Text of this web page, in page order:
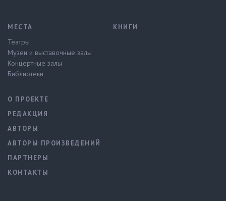
МЕСТА
Театры
Музеи и выставочные залы
Концертные залы
Библиотеки
КНИГИ
О ПРОЕКТЕ
РЕДАКЦИЯ
АВТОРЫ
АВТОРЫ ПРОИЗВЕДЕНИЙ
ПАРТНЕРЫ
КОНТАКТЫ